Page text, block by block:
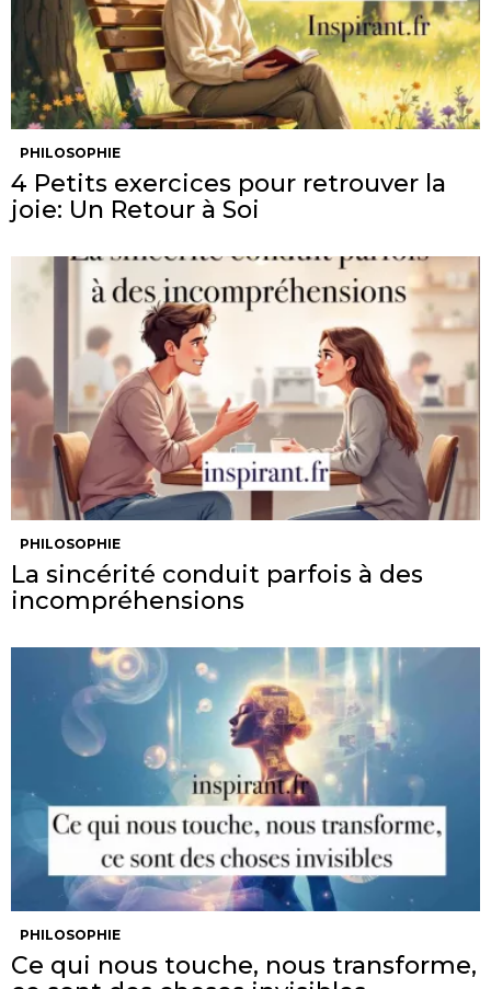
PHILOSOPHIE
4 Petits exercices pour retrouver la
joie: Un Retour à Soi
PHILOSOPHIE
La sincérité conduit parfois à des
incompréhensions
PHILOSOPHIE
Ce qui nous touche, nous transforme,